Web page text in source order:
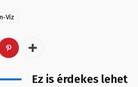
Víz
Ez is érdekes lehet